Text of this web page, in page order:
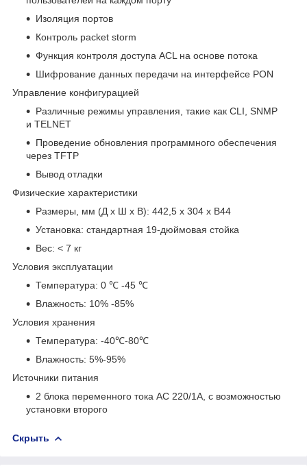
Изоляция портов
Контроль packet storm
Функция контроля доступа ACL на основе потока
Шифрование данных передачи на интерфейсе PON
Управление конфигурацией
Различные режимы управления, такие как CLI, SNMP
и TELNET
Проведение обновления программного обеспечения
через TFTP
Вывод отладки
Физические характеристики
Размеры, мм (Д х Ш х В): 442,5 х 304 х В44
Установка: стандартная 19-дюймовая стойка
Вес: < 7 кг
Условия эксплуатации
Температура: 0 ℃ -45 ℃
Влажность: 10% -85%
Условия хранения
Температура: -40℃-80℃
Влажность: 5%-95%
Источники питания
2 блока переменного тока АС 220/1А, с возможностью
установки второго
Скрыть